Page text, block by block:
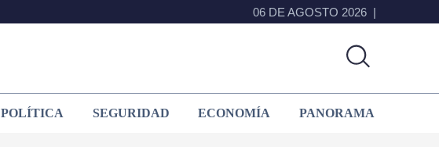
06 DE AGOSTO 2026
POLÍTICA SEGURIDAD ECONOMÍA PANORAMA